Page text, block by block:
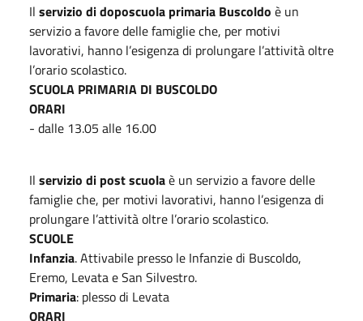
Il servizio di doposcuola primaria Buscoldo è un
servizio a favore delle famiglie che, per motivi
lavorativi, hanno l’esigenza di prolungare l’attività oltre
l’orario scolastico.
SCUOLA PRIMARIA DI BUSCOLDO
ORARI
- dalle 13.05 alle 16.00
Il servizio di post scuolaè un servizio a favore delle
famiglie che, per motivi lavorativi, hanno l’esigenza di
prolungare l’attività oltre l’orario scolastico.
SCUOLE
Infanzia. Attivabile presso le Infanzie di Buscoldo,
Eremo, Levata e San Silvestro.
Primaria: plesso di Levata
ORARI